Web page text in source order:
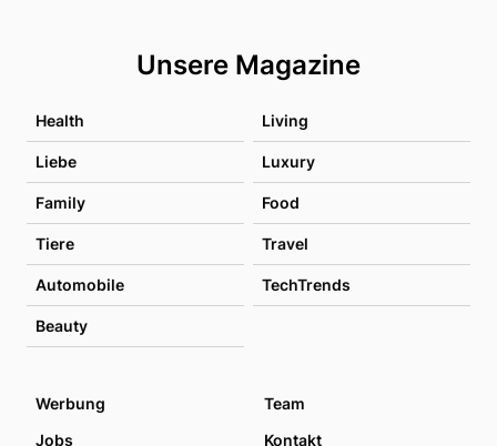
Unsere Magazine
Health Living
Liebe Luxury
Family Food
Tiere Travel
Automobile TechTrends
Beauty
Werbung
Team
Jobs
Kontakt